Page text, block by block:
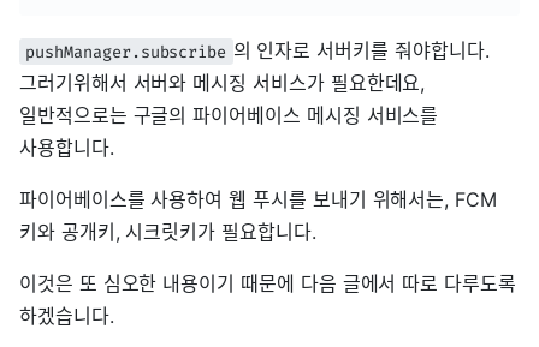
pushManager.subscribe 의 인자로 서버키를 줘야합니다.
그러기위해서 서버와 메시징 서비스가 필요한데요,
일반적으로는 구글의 파이어베이스 메시징 서비스를
사용합니다.
파이어베이스를 사용하여 웹 푸시를 보내기 위해서는, FCM
키와 공개키, 시크릿키가 필요합니다.
이것은 또 심오한 내용이기 때문에 다음 글에서 따로 다루도록
하겠습니다.